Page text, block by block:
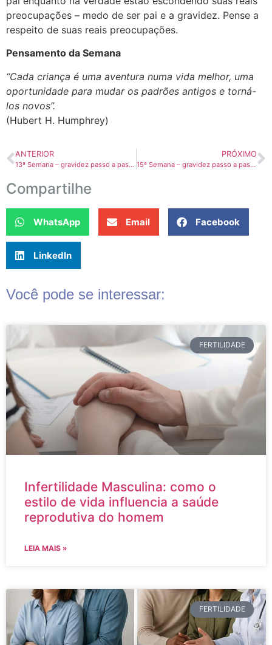
preocupações – medo de ser pai e a gravidez. Pense a
respeito de suas reais preocupações.
Pensamento da Semana
“Cada criança é uma aventura numa vida melhor, uma
oportunidade para mudar os padrões antigos e torná-
los novos”.
(Hubert H. Humphrey)
ANTERIOR
13ª Semana – gravidez passo a passo
PRÓXIMO
15ª Semana – gravidez passo a passo
Compartilhe
WhatsApp Email Facebook
LinkedIn
Você pode se interessar:
FERTILIDADE
Infertilidade Masculina: como o
estilo de vida influencia a saúde
reprodutiva do homem
LEIA MAIS »
FERTILIDADE